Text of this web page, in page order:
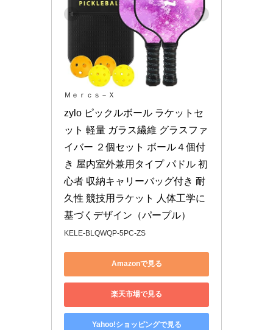
Ｍｅｒｃｓ－Ｘ
zylo ピックルボール ラケットセ
ット 軽量 ガラス繊維 グラスファ
イバー ２個セット ボール４個付
き 屋内室外兼用タイプ パドル 初
心者 収納キャリーバッグ付き 耐
久性 競技用ラケット 人体工学に
基づくデザイン（パープル）
KELE-BLQWQP-5PC-ZS
Amazonで見る
楽天市場で見る
Yahoo!ショッピングで見る